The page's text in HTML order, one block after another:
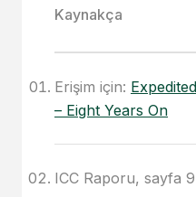
Kaynakça
Erişim için:
– Eight Years On
ICC Raporu, sayfa